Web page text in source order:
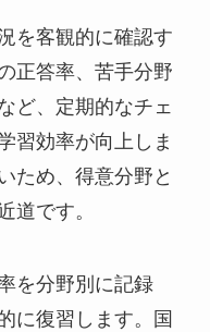
を客観的に確認す
正答率、苦手分野
ど、定期的なチェ
習効率が向上しま
ため、得意分野と
道です。
を分野別に記録
に復習します。国